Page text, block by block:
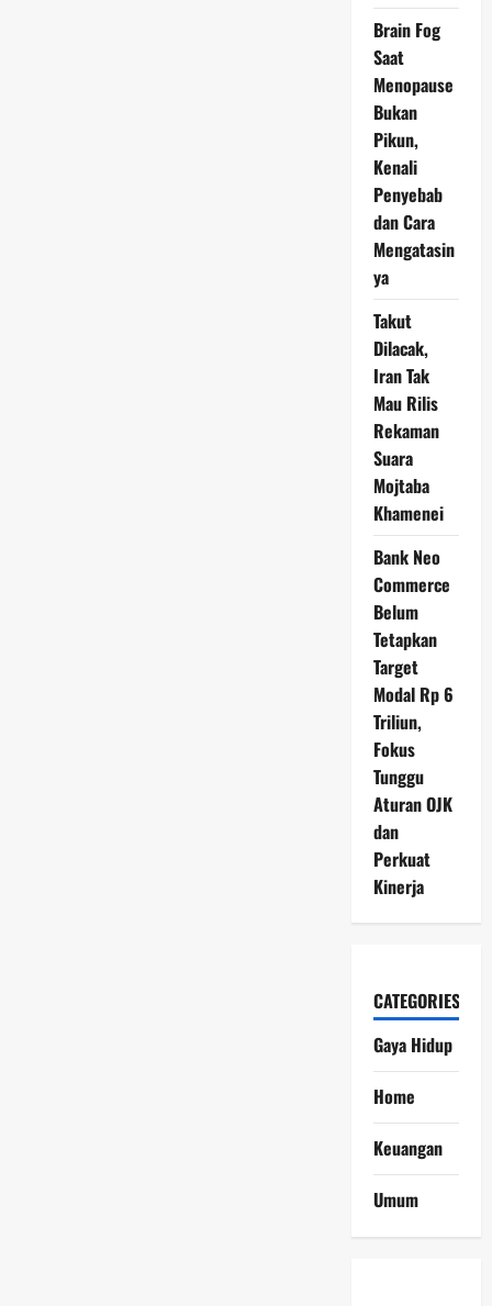
Brain Fog
Saat
Menopause
Bukan
Pikun,
Kenali
Penyebab
dan Cara
Mengatasin
ya
Takut
Dilacak,
Iran Tak
Mau Rilis
Rekaman
Suara
Mojtaba
Khamenei
Bank Neo
Commerce
Belum
Tetapkan
Target
Modal Rp 6
Triliun,
Fokus
Tunggu
Aturan OJK
dan
Perkuat
Kinerja
CATEGORIES
Gaya Hidup
Home
Keuangan
Umum